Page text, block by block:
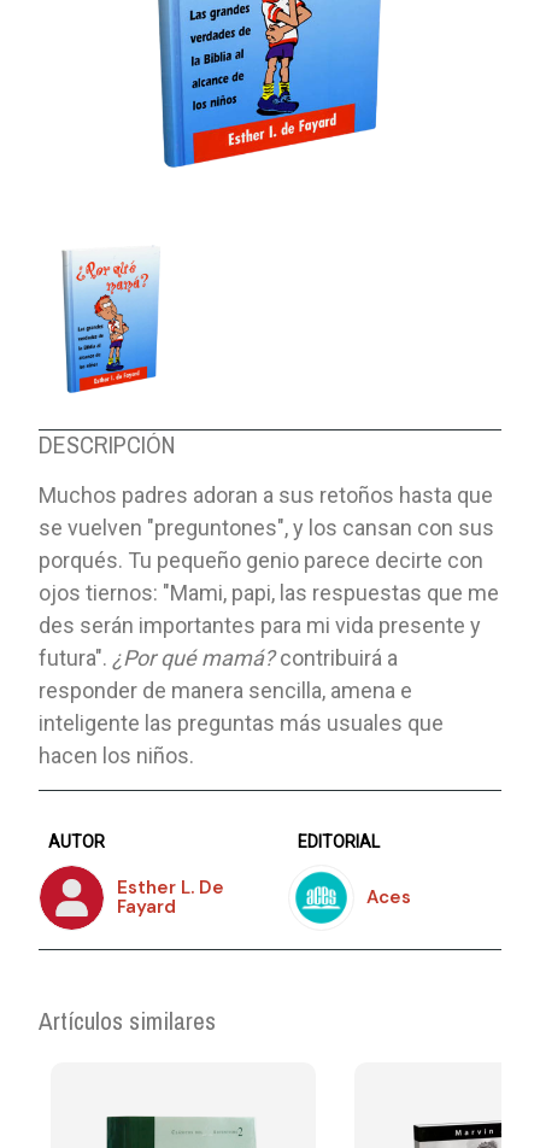
DESCRIPCIÓN
Muchos padres adoran a sus retoños hasta que
se vuelven "preguntones", y los cansan con sus
porqués. Tu pequeño genio parece decirte con
ojos tiernos: "Mami, papi, las respuestas que me
des serán importantes para mi vida presente y
futura". ¿Por qué mamá?contribuirá a
responder de manera sencilla, amena e
inteligente las preguntas más usuales que
hacen los niños.
AUTOR
Esther L. De
Fayard
EDITORIAL
Aces
Artículos similares